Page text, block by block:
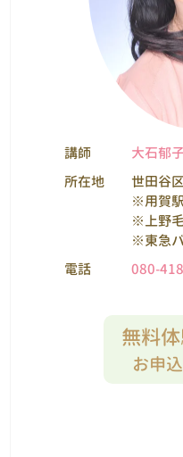
講師
大石郁
所在地
世田谷
※用賀
※上野
※東急
電話
080-
無料
お申